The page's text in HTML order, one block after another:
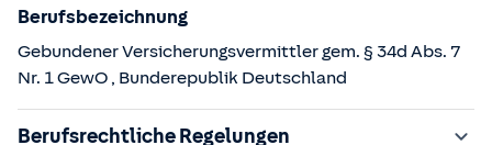
Berufsbezeichnung
Gebundener Versicherungsvermittler gem. § 34d Abs. 7
Nr. 1 GewO , Bunderepublik Deutschland
Berufsrechtliche Regelungen